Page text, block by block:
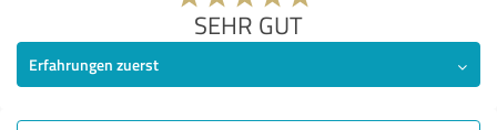
SEHR GUT
Erfahrungen zuerst